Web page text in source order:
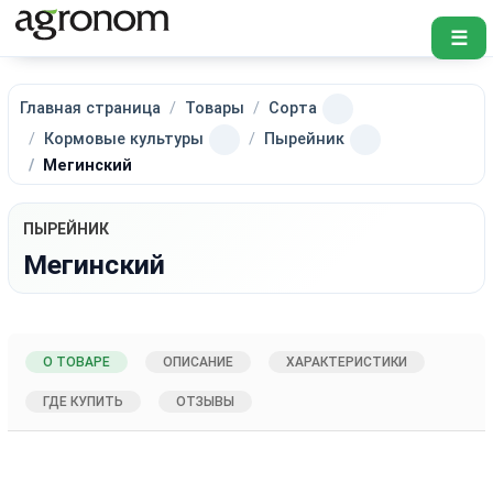
☰
Главная страница Товары
Сорта
Кормовые культуры
Пырейник
Мегинский
ПЫРЕЙНИК
Мегинский
О ТОВАРЕ ОПИСАНИЕ ХАРАКТЕРИСТИКИ
ГДЕ КУПИТЬ ОТЗЫВЫ